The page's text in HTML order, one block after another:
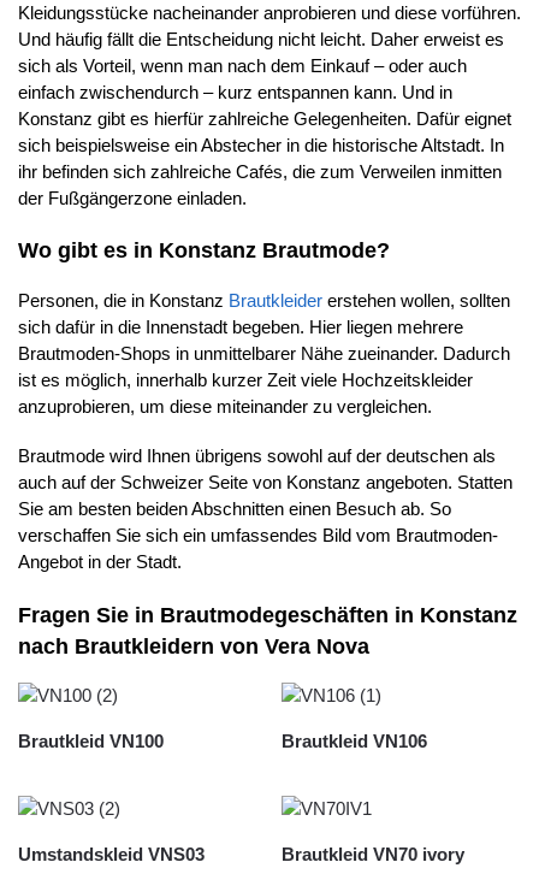
Kleidungsstücke nacheinander anprobieren und diese vorführen.
Und häufig fällt die Entscheidung nicht leicht. Daher erweist es
sich als Vorteil, wenn man nach dem Einkauf – oder auch
einfach zwischendurch – kurz entspannen kann. Und in
Konstanz gibt es hierfür zahlreiche Gelegenheiten. Dafür eignet
sich beispielsweise ein Abstecher in die historische Altstadt. In
ihr befinden sich zahlreiche Cafés, die zum Verweilen inmitten
der Fußgängerzone einladen.
Wo gibt es in Konstanz Brautmode?
Personen, die in Konstanz Brautkleider erstehen wollen, sollten
sich dafür in die Innenstadt begeben. Hier liegen mehrere
Brautmoden-Shops in unmittelbarer Nähe zueinander. Dadurch
ist es möglich, innerhalb kurzer Zeit viele Hochzeitskleider
anzuprobieren, um diese miteinander zu vergleichen.
Brautmode wird Ihnen übrigens sowohl auf der deutschen als
auch auf der Schweizer Seite von Konstanz angeboten. Statten
Sie am besten beiden Abschnitten einen Besuch ab. So
verschaffen Sie sich ein umfassendes Bild vom Brautmoden-
Angebot in der Stadt.
Fragen Sie in Brautmodegeschäften in Konstanz
nach Brautkleidern von Vera Nova
Brautkleid VN100 Brautkleid VN106
Umstandskleid VNS03 Brautkleid VN70 ivory